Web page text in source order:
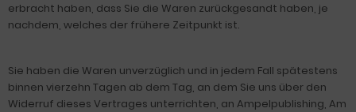
erbracht haben, dass Sie die Waren zurückgesandt haben, je
nachdem, welches der frühere Zeitpunkt ist.
Sie haben die Waren unverzüglich und in jedem Fall spätestens
binnen vierzehn Tagen ab dem Tag, an dem Sie uns über den
Widerruf dieses Vertrages unterrichten, an Ampelpublishing, Am